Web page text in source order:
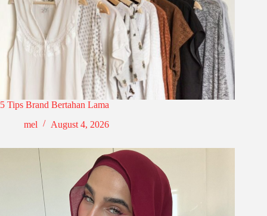
5 Tips Brand Bertahan Lama
mel
August 4, 2026